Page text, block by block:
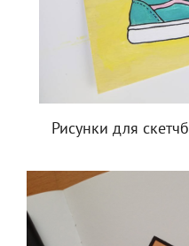
Рисунки для